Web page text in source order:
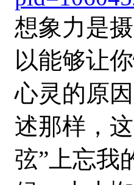
想象力是
以能够让
心灵的原
述那样，
弦”上忘我